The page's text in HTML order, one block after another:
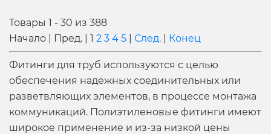
Товары 1 - 30 из 388
Начало | Пред. | 1 2 3 4 5 След. Конец
Фитинги для труб используются с целью
обеспечения надёжных соединительных или
разветвляющих элементов, в процессе монтажа
коммуникаций. Полиэтиленовые фитинги имеют
широкое применение и из-за низкой цены